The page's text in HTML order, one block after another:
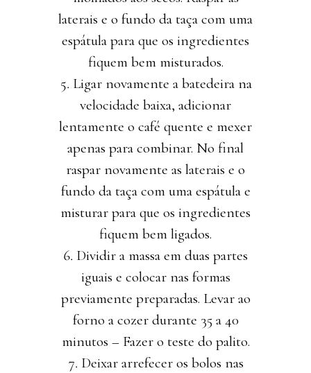
laterais e o fundo da taça com uma
espátula para que os ingredientes
fiquem bem misturados.
Ligar novamente a batedeira na
velocidade baixa, adicionar
lentamente o café quente e mexer
apenas para combinar. No final
raspar novamente as laterais e o
fundo da taça com uma espátula e
misturar para que os ingredientes
fiquem bem ligados.
Dividir a massa em duas partes
iguais e colocar nas formas
previamente preparadas. Levar ao
forno a cozer durante 35 a 40
minutos – Fazer o teste do palito.
Deixar arrefecer os bolos nas